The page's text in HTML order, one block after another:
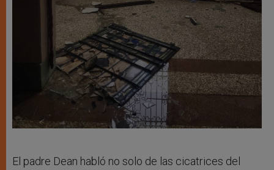
El padre Dean habló no solo de las cicatrices del